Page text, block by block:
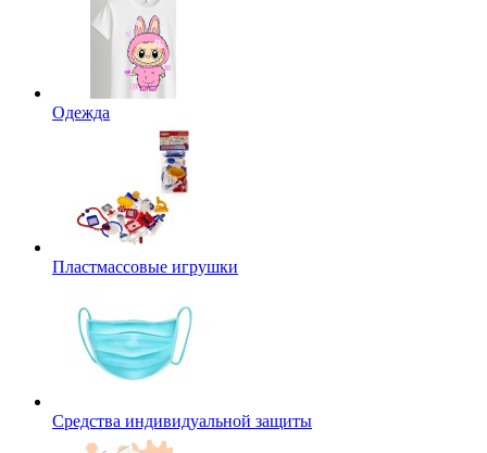
Одежда
Пластмассовые игрушки
Средства индивидуальной защиты